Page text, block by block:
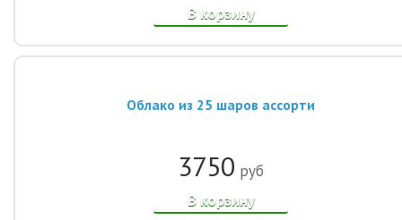
В корзину
Облако из 25 шаров ассорти
3750 руб
В корзину